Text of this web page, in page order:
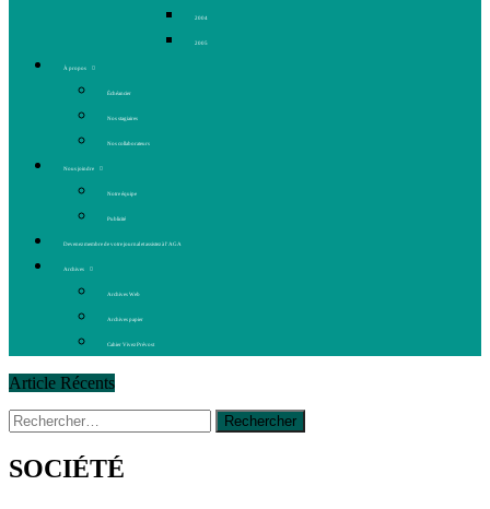
2004
2005
À propos
Échéancier
Nos stagiaires
Nos collaborateurs
Nous joindre
Notre équipe
Publicité
Devenez membre de votre journal et assistez à l’AGA
Archives
Archives Web
Archives papier
Cahier Vivez Prévost
Article Récents
14 octobre 2015
La course de boîtes à savon du club
Le rendez-vous des bolides
30 juin 2015
Rechercher :
SOCIÉTÉ